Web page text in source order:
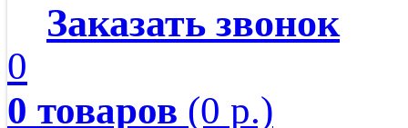
Заказать звонок
0
0 товаров (0 р.)